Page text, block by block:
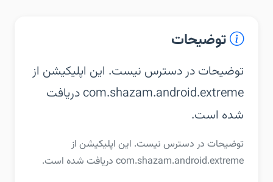
توضیحات
توضیحات در دسترس نیست. این اپلیکیشن از
com.shazam.android.extreme دریافت
شده است.
توضیحات در دسترس نیست. این اپلیکیشن از
com.shazam.android.extreme دریافت شده است.